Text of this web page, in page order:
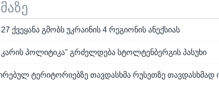
ქვეყანა გმობს უკრაინის 4 რეგიონის ანექსიას
კარის პოლიტიკა" გრძელდება სტოლტენბერგის პასუხი
ტერიტორიებზე თავდასხმა რუსეთზე თავდასხმად